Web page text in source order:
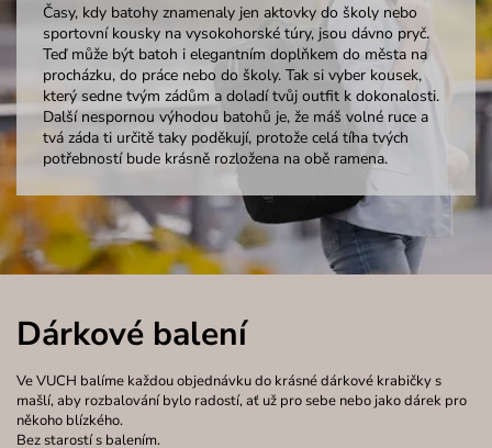
Časy, kdy batohy znamenaly jen aktovky do školy nebo
sportovní kousky na vysokohorské túry, jsou dávno pryč.
Teď může být batoh i elegantním doplňkem do města na
procházku, do práce nebo do školy. Tak si vyber kousek,
který sedne tvým zádům a doladí tvůj outfit k dokonalosti.
Další nespornou výhodou batohů je, že máš volné ruce a
tvá záda ti určitě taky poděkují, protože celá tíha tvých
potřebností bude krásně rozložena na obě ramena.
Dárkové balení
Ve VUCH balíme každou objednávku do krásné dárkové krabičky s
mašlí, aby rozbalování bylo radostí, ať už pro sebe nebo jako dárek pro
někoho blízkého.
Bez starostí s balením.